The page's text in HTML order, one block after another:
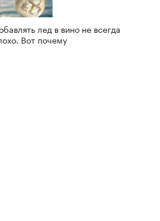
лед в вино не всегда
Вот почему